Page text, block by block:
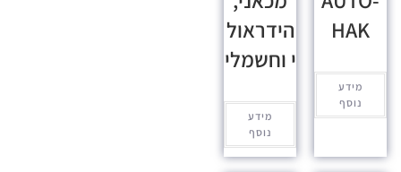
HAK
מידע
נוסף
הידראול
י וחשמלי
מידע
נוסף